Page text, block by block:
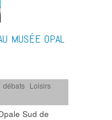
MUSÉE OPAL
débats Loisirs
Sud de